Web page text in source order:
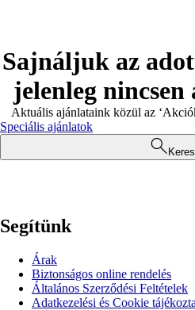
Sajnáljuk az
jelenleg
Aktuális ajánlataink közül az
Speciális ajánlatok
Segítünk
Árak
Biztonságos online rendelés
Általános Szerződési Feltételek
Adatkezelési és Cookie